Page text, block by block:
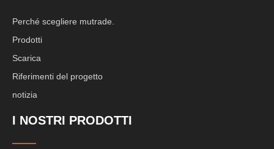
Perché scegliere mutrade.
Prodotti
Scarica
Riferimenti del progetto
notizia
I NOSTRI PRODOTTI